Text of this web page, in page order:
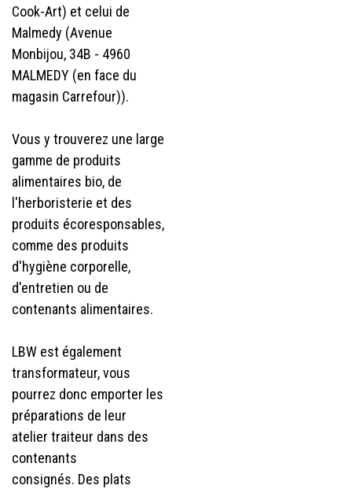
Cook-Art) et celui de
Malmedy (Avenue
Monbijou, 34B - 4960
MALMEDY (en face du
magasin Carrefour)).
Vous y trouverez une large
gamme de produits
alimentaires bio, de
l'herboristerie et des
produits écoresponsables,
comme des produits
d'hygiène corporelle,
d'entretien ou de
contenants alimentaires.
LBW est également
transformateur, vous
pourrez donc emporter les
préparations de leur
atelier traiteur dans des
contenants
consignés. Des plats